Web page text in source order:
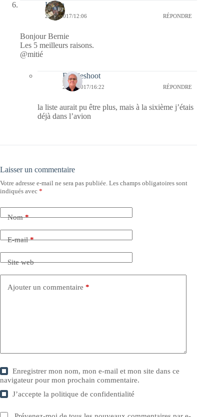
Kévin
22/05/2017/12:06 RÉPONDRE
Bonjour Bernie
Les 5 meilleurs raisons.
@mitié
Bernieshoot
23/05/2017/16:22 RÉPONDRE
la liste aurait pu être plus, mais à la sixième j’étais
déjà dans l’avion
Laisser un commentaire
Votre adresse e-mail ne sera pas publiée. Les champs obligatoires sont
indiqués avec *
Nom*
E-mail*
Site web
Ajouter un commentaire *
Enregistrer mon nom, mon e-mail et mon site dans ce
navigateur pour mon prochain commentaire.
J’accepte lapolitique de confidentialité